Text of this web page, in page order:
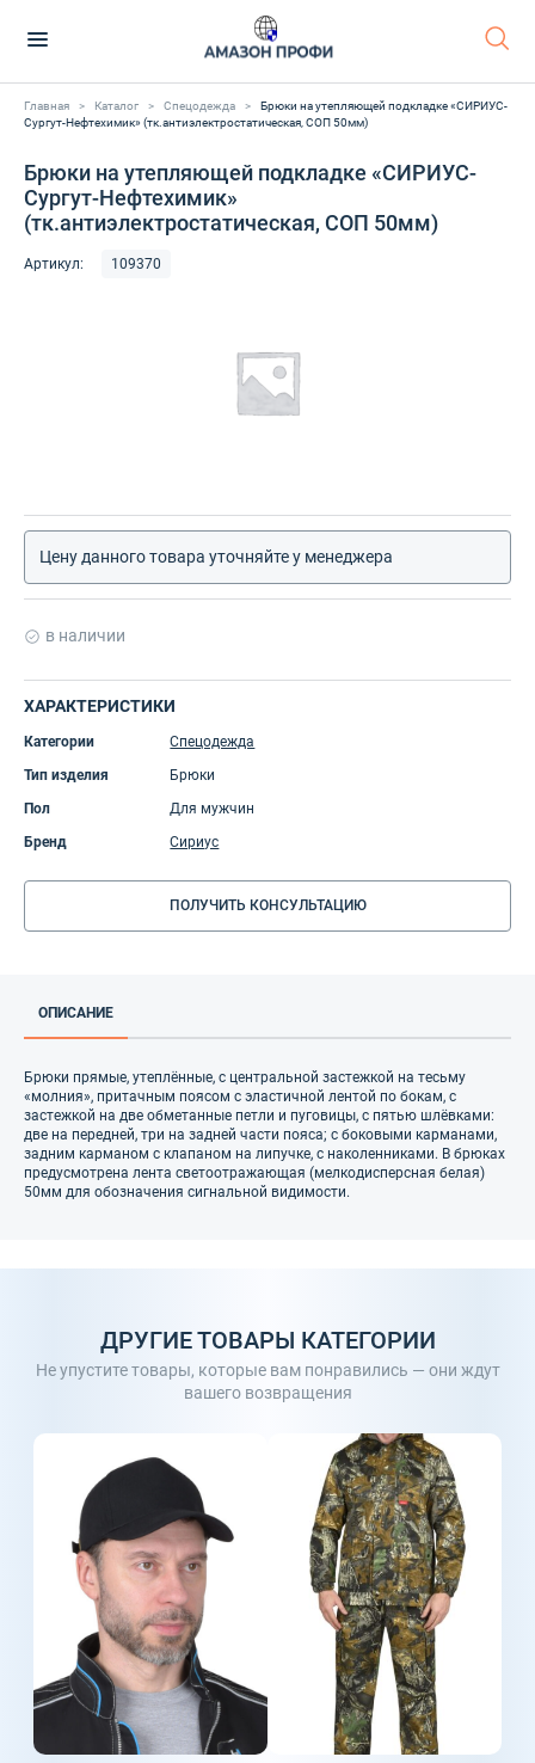
Главная > Каталог > Спецодежда >
Брюки на утепляющей подкладке «СИРИУС-
Сургут-Нефтехимик» (тк.антиэлектростатическая, СОП 50мм)
Брюки на утепляющей подкладке «СИРИУС-
Сургут-Нефтехимик»
(тк.антиэлектростатическая, СОП 50мм)
Артикул: 109370
Цену данного товара уточняйте у менеджера
в наличии
ХАРАКТЕРИСТИКИ
Категории
Спецодежда
Тип изделия
Брюки
Пол
Для мужчин
Бренд
Сириус
ПОЛУЧИТЬ КОНСУЛЬТАЦИЮ
ОПИСАНИЕ
Брюки прямые, утеплённые, с центральной застежкой на тесьму
«молния», притачным поясом с эластичной лентой по бокам, с
застежкой на две обметанные петли и пуговицы, с пятью шлёвками:
две на передней, три на задней части пояса; с боковыми карманами,
задним карманом с клапаном на липучке, с наколенниками. В брюках
предусмотрена лента светоотражающая (мелкодисперсная белая)
50мм для обозначения сигнальной видимости.
ДРУГИЕ ТОВАРЫ КАТЕГОРИИ
Не упустите товары, которые вам понравились — они ждут
вашего возвращения